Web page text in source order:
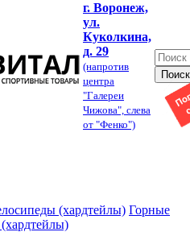
г. Воронеж,
ул.
Куколкина,
д. 29
(напротив
центра
"Галереи
Чижова", слева
от "Фенко")
Горные